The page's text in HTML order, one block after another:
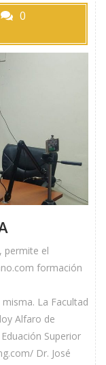
0
permite el
formación
La Facultad
Alfaro de
Superior
Dr. José